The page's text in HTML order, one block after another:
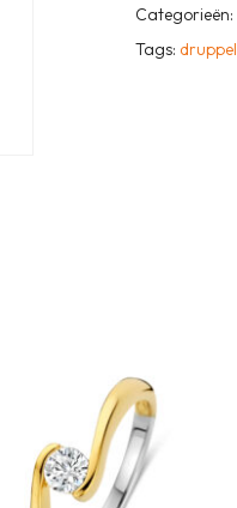
Categorieën:
Tags: druppel